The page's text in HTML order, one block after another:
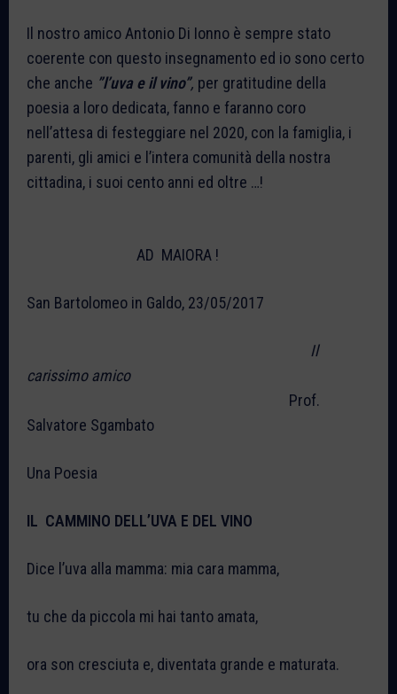
Il nostro amico Antonio Di Ionno è sempre stato
coerente con questo insegnamento ed io sono certo
che anche ”l’uva e il vino”, per gratitudine della
poesia a loro dedicata, fanno e faranno coro
nell’attesa di festeggiare nel 2020, con la famiglia, i
parenti, gli amici e l’intera comunità della nostra
cittadina, i suoi cento anni ed oltre …!
AD MAIORA !
San Bartolomeo in Galdo, 23/05/2017
Il
carissimo amico
Prof.
Salvatore Sgambato
Una Poesia
IL CAMMINO DELL’UVA E DEL VINO
Dice l’uva alla mamma: mia cara mamma,
tu che da piccola mi hai tanto amata,
ora son cresciuta e, diventata grande e maturata.